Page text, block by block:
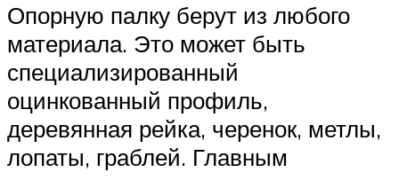
Опорную палку берут из любого
материала. Это может быть
специализированный
оцинкованный профиль,
деревянная рейка, черенок, метлы,
лопаты, граблей. Главным